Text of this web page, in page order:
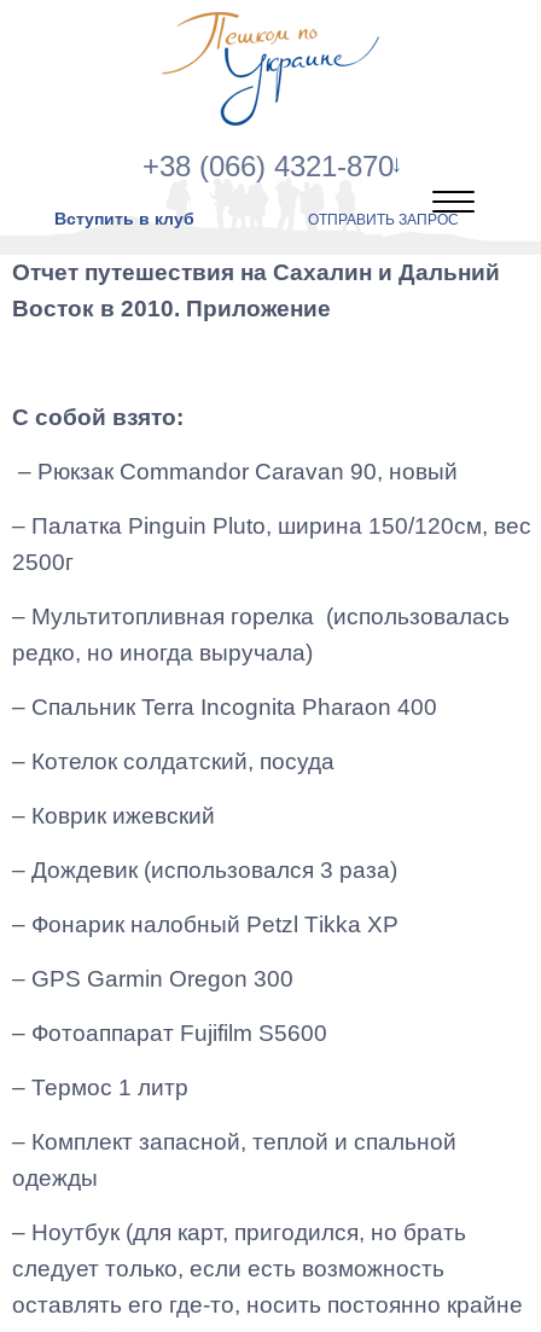
+38 (066) 4321-870
Вступить в клуб ОТПРАВИТЬ ЗАПРОС
Отчет путешествия на Сахалин и Дальний
Восток в 2010. Приложение
С собой взято:
– Рюкзак Commandor Caravan 90, новый
– Палатка Pinguin Pluto, ширина 150/120см, вес
2500г
– Мультитопливная горелка (использовалась
редко, но иногда выручала)
– Спальник Terra Incognita Pharaon 400
– Котелок солдатский, посуда
– Коврик ижевский
– Дождевик (использовался 3 раза)
– Фонарик налобный Petzl Tikka XP
– GPS Garmin Oregon 300
– Фотоаппарат Fujifilm S5600
– Термос 1 литр
– Комплект запасной, теплой и спальной
одежды
– Ноутбук (для карт, пригодился, но брать
следует только, если есть возможность
оставлять его где-то, носить постоянно крайне